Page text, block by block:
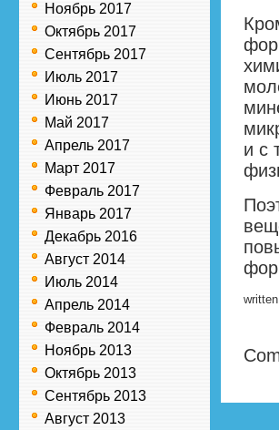
Ноябрь 2017
Октябрь 2017
Сентябрь 2017
Июль 2017
Июнь 2017
Май 2017
Апрель 2017
Март 2017
Февраль 2017
Январь 2017
Декабрь 2016
Август 2014
Июль 2014
Апрель 2014
Февраль 2014
Ноябрь 2013
Октябрь 2013
Сентябрь 2013
Август 2013
и с